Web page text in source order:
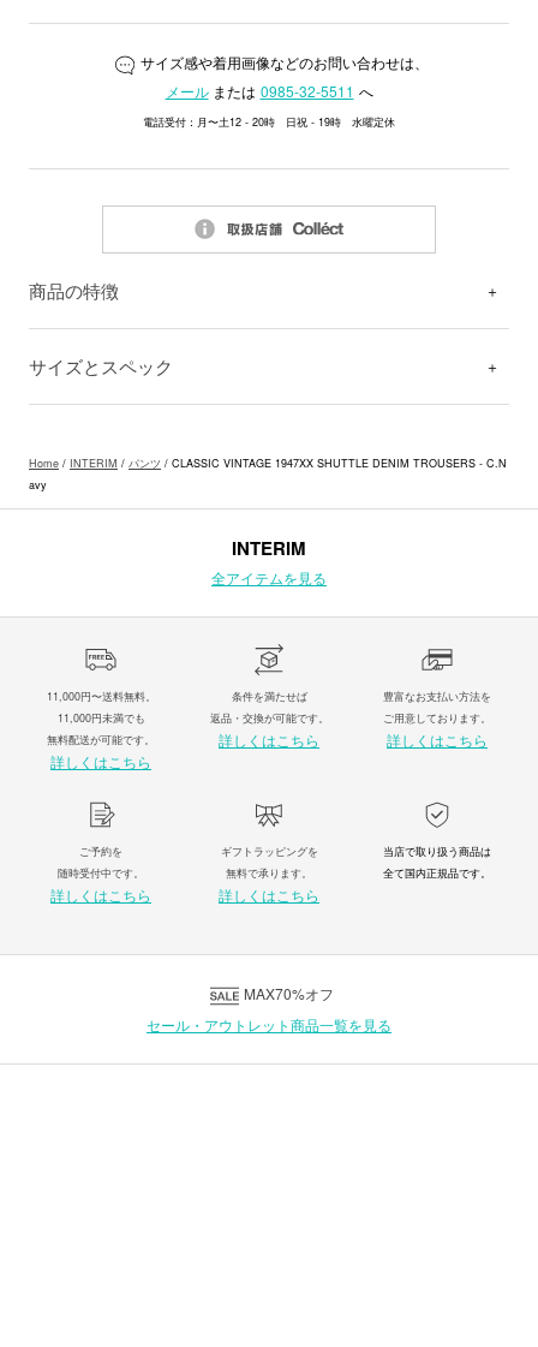
サイズ感や着用画像などのお問い合わせは、
メールまたは 0985-32-5511 へ
電話受付：月〜土12 - 20時 日祝 - 19時 水曜定休
商品の特徴
サイズとスペック
Home / INTERIM / パンツ / CLASSIC VINTAGE 1947XX SHUTTLE DENIM TROUSERS - C.N
avy
INTERIM
全アイテムを見る
11,000円〜送料無料。
11,000円未満でも
無料配送が可能です。
詳しくはこちら
条件を満たせば
返品・交換が可能です。
詳しくはこちら
豊富なお支払い方法を
ご用意しております。
詳しくはこちら
ご予約を
随時受付中です。
詳しくはこちら
ギフトラッピングを
無料で承ります。
詳しくはこちら
当店で取り扱う商品は
全て国内正規品です。
MAX70%オフ
セール・アウトレット商品一覧を見る